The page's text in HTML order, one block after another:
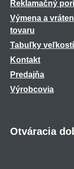
Reklamačný
Výmena a
tovaru
Tabuľky veľkostí
Kontakt
Predajňa
Výrobcovia
Otváracia